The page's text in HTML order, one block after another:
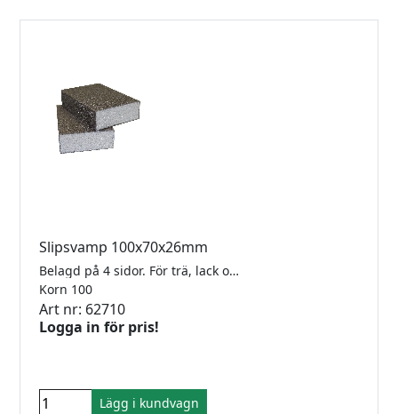
Slipsvamp 100x70x26mm
Belagd på 4 sidor. För trä, lack och komposit. Säljes styckvis.
Korn 100
Art nr: 62710
Logga in för pris!
Lägg i kundvagn